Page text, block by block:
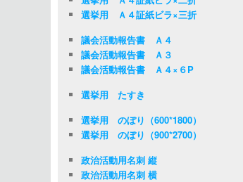
選挙用 Ａ４証紙ビラ×三折
議会活動報告書 Ａ４
議会活動報告書 Ａ３
議会活動報告書 Ａ４×６P
選挙用 たすき
選挙用 のぼり（600*1800）
選挙用 のぼり（900*2700）
政治活動用名刺 縦
政治活動用名刺 横